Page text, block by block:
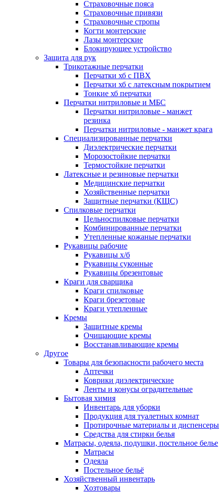
Страховочные пояса
Страховочные привязи
Страховочные стропы
Когти монтерские
Лазы монтерские
Блокирующее устройство
Защита для рук
Трикотажные перчатки
Перчатки хб с ПВХ
Перчатки хб с латексным покрытием
Тонкие хб перчатки
Перчатки нитриловые и МБС
Перчатки нитриловые - манжет
резинка
Перчатки нитриловые - манжет крага
Специализированные перчатки
Диэлектрические перчатки
Морозостойкие перчатки
Термостойкие перчатки
Латексные и резиновые перчатки
Медицинские перчатки
Хозяйственные перчатки
Защитные перчатки (КЩС)
Спилковые перчатки
Цельноспилковые перчатки
Комбинированные перчатки
Утепленные кожаные перчатки
Рукавицы рабочие
Рукавицы х/б
Рукавицы суконные
Рукавицы брезентовые
Краги для сварщика
Краги спилковые
Краги брезетовые
Краги утепленные
Кремы
Защитные кремы
Очищающие кремы
Восстанавливающие кремы
Другое
Товары для безопасности рабочего места
Аптечки
Коврики диэлектрические
Ленты и конусы оградительные
Бытовая химия
Инвентарь для уборки
Продукция для туалетных комнат
Протирочные материалы и диспенсеры
Средства для стирки белья
Матрасы, одеяла, подушки, постельное белье
Матрасы
Одеяла
Постельное бельё
Хозяйственный инвентарь
Хозтовары